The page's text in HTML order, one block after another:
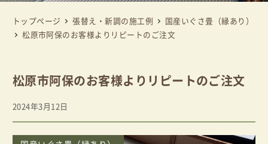
トップページ 張替え・新調の施工例
国産いぐさ畳（縁あり）
松原市阿保のお客様よりリピートのご注文
松原市阿保のお客様よりリピートのご注文
投稿日
2024年3月12日